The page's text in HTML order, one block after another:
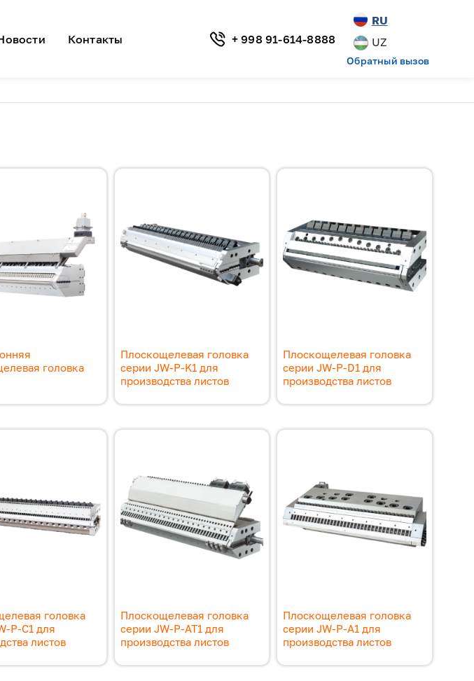
Контакты + 998 91-614-8888
RU
UZ
Обратный вызов
головка
Плоскощелевая головка
серии JW-P-K1 для
производства листов
Плоскощелевая головка
серии JW-P-D1 для
производства листов
головка
P-C1 для
листов
Плоскощелевая головка
серии JW-P-AT1 для
производства листов
Плоскощелевая головка
серии JW-P-A1 для
производства листов